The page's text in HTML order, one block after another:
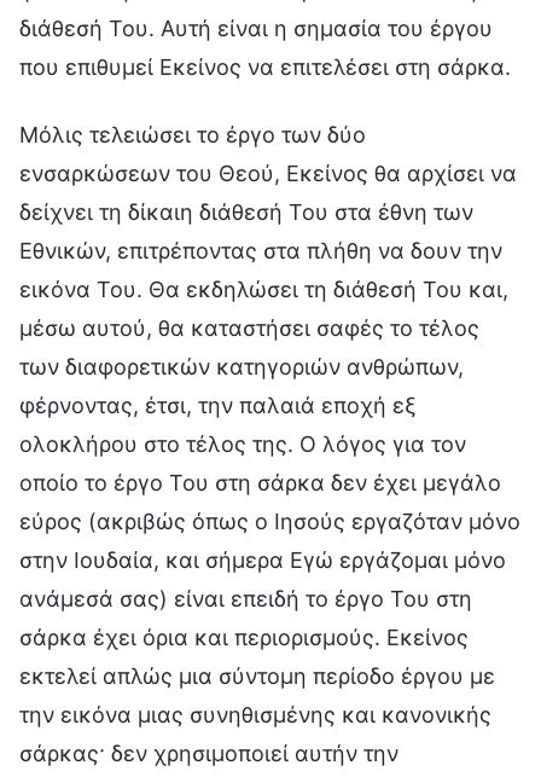
διάθεσή Του. Αυτή είναι η σημασία του έργου
που επιθυμεί Εκείνος να επιτελέσει στη σάρκα.
Μόλις τελειώσει το έργο των δύο
ενσαρκώσεων του Θεού, Εκείνος θα αρχίσει να
δείχνει τη δίκαιη διάθεσή Του στα έθνη των
Εθνικών, επιτρέποντας στα πλήθη να δουν την
εικόνα Του. Θα εκδηλώσει τη διάθεσή Του και,
μέσω αυτού, θα καταστήσει σαφές το τέλος
των διαφορετικών κατηγοριών ανθρώπων,
φέρνοντας, έτσι, την παλαιά εποχή εξ
ολοκλήρου στο τέλος της. Ο λόγος για τον
οποίο το έργο Του στη σάρκα δεν έχει μεγάλο
εύρος (ακριβώς όπως ο Ιησούς εργαζόταν μόνο
στην Ιουδαία, και σήμερα Εγώ εργάζομαι μόνο
ανάμεσά σας) είναι επειδή το έργο Του στη
σάρκα έχει όρια και περιορισμούς. Εκείνος
εκτελεί απλώς μια σύντομη περίοδο έργου με
την εικόνα μιας συνηθισμένης και κανονικής
σάρκας· δεν χρησιμοποιεί αυτήν την